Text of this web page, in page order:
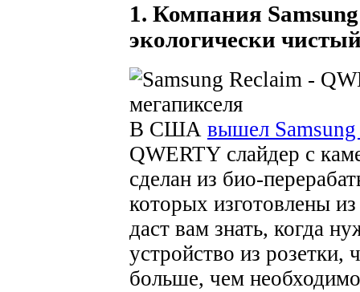
1. Компания
экологически
В США вышел
QWERTY слайдер с
сделан из био-
которых изготовлены
даст вам знать, когда
устройство из розетки,
больше, чем